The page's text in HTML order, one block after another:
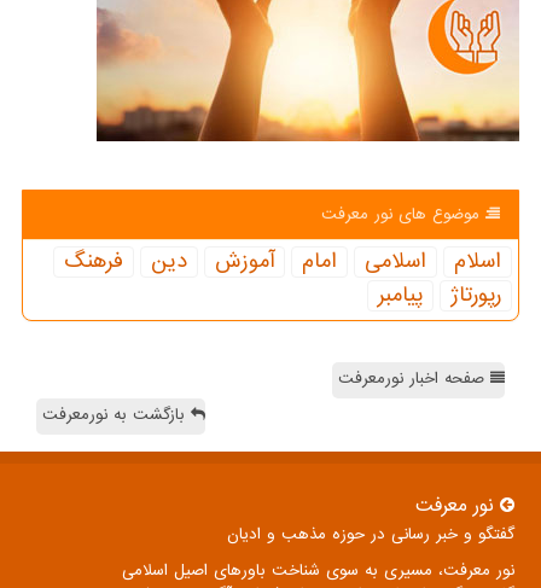
موضوع های نور معرفت
اسلام اسلامی امام آموزش دین
فرهنگ
رپورتاژ
پیامبر
صفحه اخبار نورمعرفت
بازگشت به نورمعرفت
نور معرفت
گفتگو و خبر رسانی در حوزه مذهب و ادیان
نور معرفت، مسیری به سوی شناخت باورهای اصیل اسلامی